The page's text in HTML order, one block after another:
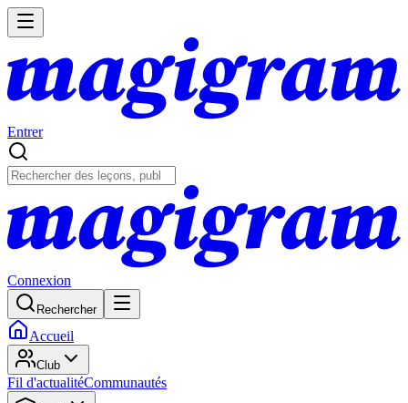
Entrer
Connexion
Rechercher
Accueil
Club
Fil d'actualitéCommunautés